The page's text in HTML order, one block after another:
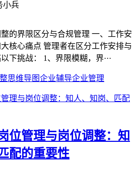
小兵
的界限区分与合规管理 一、工作安
核心痛点 管理者在区分工作安排与
下挑战： 1、界限模糊，界···
思维导图企业辅导企业管理
管理与岗位调整：知
配的重要性